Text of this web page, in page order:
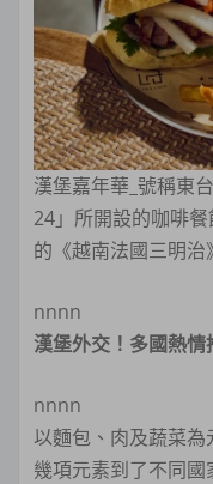
漢堡嘉年華_號稱東
24」所開設的咖啡
的《越南法國三明治
nnnn
漢堡外交！多國熱
nnnn
以麵包、肉及蔬菜
幾項元素到了不同